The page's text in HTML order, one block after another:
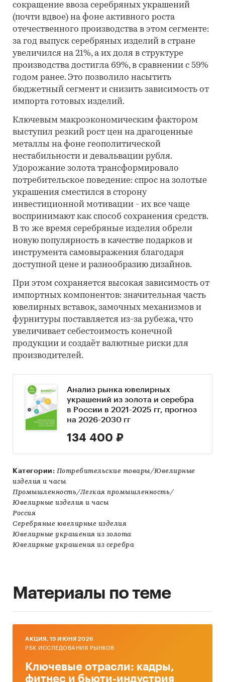
сокращение ввоза серебряных украшений
(почти вдвое) на фоне активного роста
отечественного производства в этом сегменте:
за год выпуск серебряных изделий в стране
увеличился на 21%, а их доля в структуре
производства достигла 69%, в сравнении с 59%
годом ранее. Это позволило насытить
бюджетный сегмент и снизить зависимость от
импорта готовых изделий.
Ключевым макроэкономическим фактором
выступил резкий рост цен на драгоценные
металлы на фоне геополитической
нестабильности и девальвации рубля.
Удорожание золота трансформировало
потребительское поведение: спрос на золотые
украшения сместился в сторону
инвестиционной мотивации - их все чаще
воспринимают как способ сохранения средств.
В то же время серебряные изделия обрели
новую популярность в качестве подарков и
инструмента самовыражения благодаря
доступной цене и разнообразию дизайнов.
При этом сохраняется высокая зависимость от
импортных компонентов: значительная часть
ювелирных вставок, замочных механизмов и
фурнитуры поставляется из-за рубежа, что
увеличивает себестоимость конечной
продукции и создаёт валютные риски для
производителей.
Анализ рынка ювелирных
украшений из золота и серебра
в России в 2021-2025 гг, прогноз
на 2026-2030 гг
134 400 ₽
Категории: Потребительские товары/Ювелирные
изделия и часы
Промышленность/Легкая промышленность/
Ювелирные изделия и часы
Россия
Серебряные ювелирные изделия
Ювелирные украшения из золота
Ювелирные украшения из серебра
Материалы по теме
AКЦИЯ, 19 ИЮНЯ 2026
РБК ИССЛЕДОВАНИЯ РЫНКОВ
Ключевые отрасли: кадры,
фитнес и бьюти-индустрия